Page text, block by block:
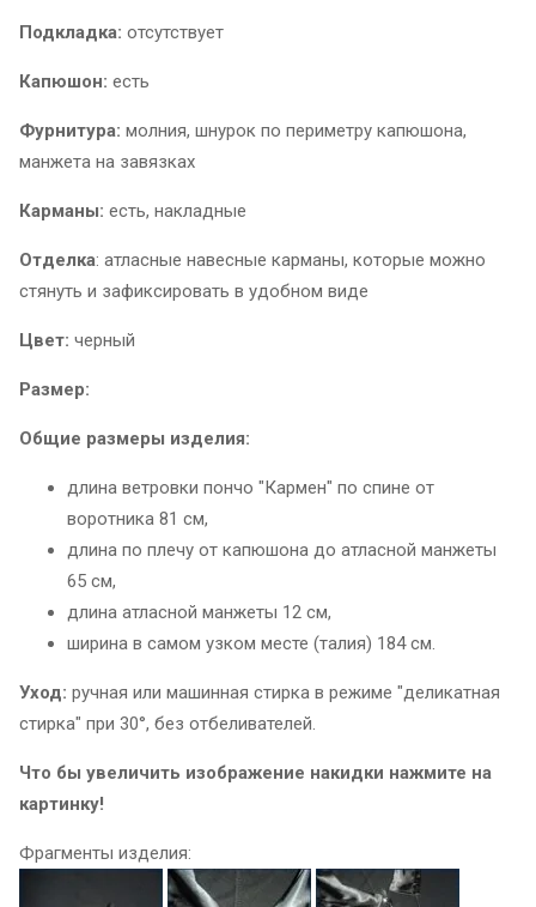
Подкладка: отсутствует
Капюшон: есть
Фурнитура: молния, шнурок по периметру капюшона,
манжета на завязках
Карманы: есть, накладные
Отделка: атласные навесные карманы, которые можно
стянуть и зафиксировать в удобном виде
Цвет: черный
Размер:
Общие размеры изделия:
длина ветровки пончо "Кармен" по спине от
воротника 81 см,
длина по плечу от капюшона до атласной манжеты
65 см,
длина атласной манжеты 12 см,
ширина в самом узком месте (талия) 184 см.
Уход: ручная или машинная стирка в режиме "деликатная
стирка" при 30°, без отбеливателей.
Что бы увеличить изображение накидки нажмите на
картинку!
Фрагменты изделия: